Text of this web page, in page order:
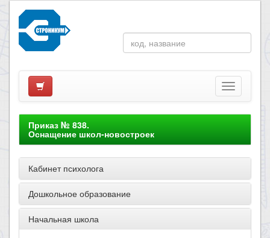
Приказ № 838.
Оснащение школ-новостроек
Кабинет психолога
Дошкольное образование
Начальная школа